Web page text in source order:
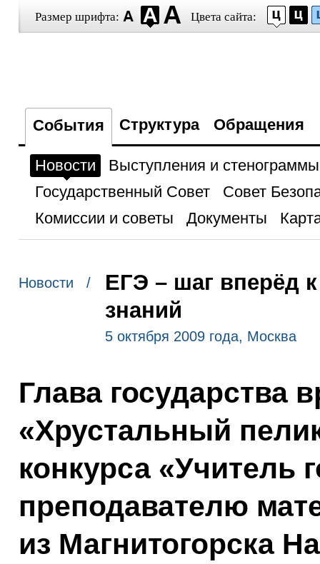
Размер шрифта: Цвета сайта:
События Структура Обращения
Новости
Выступления и стенограммы
Государственный Совет
Совет
Комиссии и советы
Документы
Новости /
ЕГЭ – шаг вперёд
знаний
5 октября 2009 года, Москва
Глава государства
«Хрустальный
конкурса «Учитель
преподавателю
из Магнитогорска